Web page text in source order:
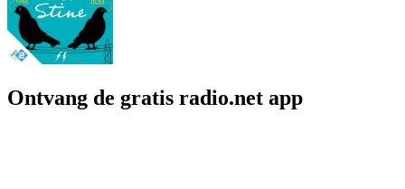
Ontvang de gratis radio.net app